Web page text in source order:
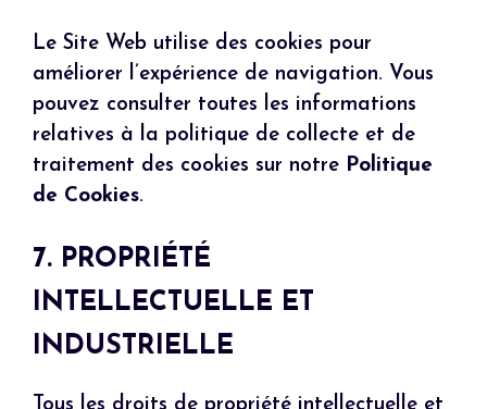
Le Site Web utilise des cookies pour
améliorer l’expérience de navigation. Vous
pouvez consulter toutes les informations
relatives à la politique de collecte et de
traitement des cookies sur notre Politique
de Cookies.
7. PROPRIÉTÉ
INTELLECTUELLE ET
INDUSTRIELLE